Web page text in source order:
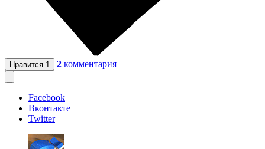
Нравится 1 2 комментария
Facebook
Вконтакте
Twitter